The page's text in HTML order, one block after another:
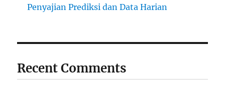
Penyajian Prediksi dan Data Harian
Recent Comments